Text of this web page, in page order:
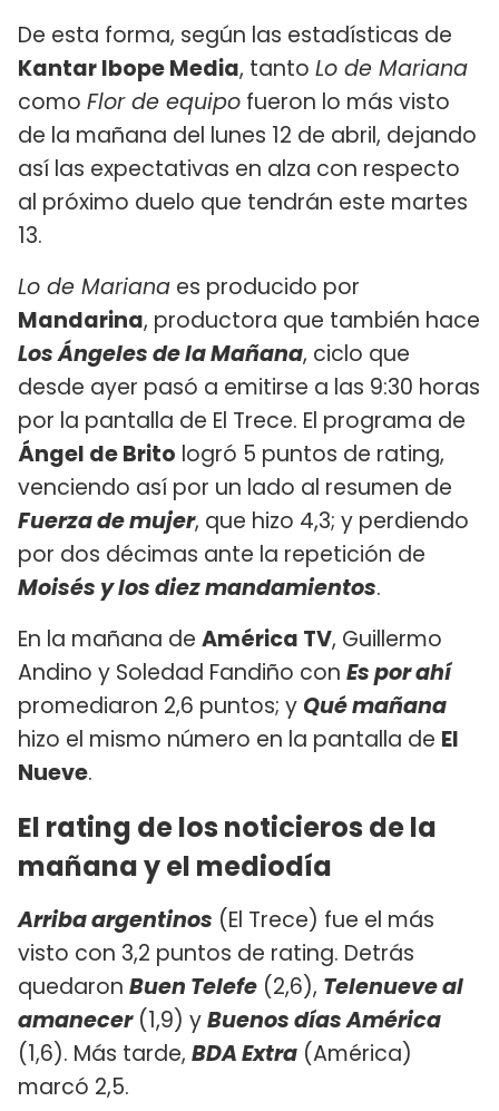
De esta forma, según las estadísticas de
Kantar Ibope Media, tanto Lo de Mariana
como Flor de equipo fueron lo más visto
de la mañana del lunes 12 de abril, dejando
así las expectativas en alza con respecto
al próximo duelo que tendrán este martes
13.
Lo de Mariana es producido por
Mandarina, productora que también hace
Los Ángeles de la Mañana, ciclo que
desde ayer pasó a emitirse a las 9:30 horas
por la pantalla de El Trece. El programa de
Ángel de Brito logró 5 puntos de rating,
venciendo así por un lado al resumen de
Fuerza de mujer, que hizo 4,3; y perdiendo
por dos décimas ante la repetición de
Moisés y los diez mandamientos.
En la mañana de América TV, Guillermo
Andino y Soledad Fandiño con Es por ahí
promediaron 2,6 puntos; y Qué mañana
hizo el mismo número en la pantalla de El
Nueve.
El rating de los noticieros de la
mañana y el mediodía
Arriba argentinos (El Trece) fue el más
visto con 3,2 puntos de rating. Detrás
quedaron Buen Telefe (2,6), Telenueve al
amanecer(1,9) yBuenos días América
(1,6). Más tarde, BDA Extra (América)
marcó 2,5.